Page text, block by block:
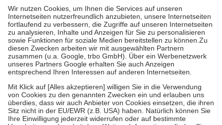
höchstens zehn Euro.
Es sind jedoch nie mehr als die tatsächlichen
Kosten der Leistung zu entrichten.
Diese Regeln gelten grundsätzlich auch für Online-Apotheken.
Bei Heilmitteln und häuslicher Krankenpflege beträgt die
Zuzahlung zehn Prozent der Kosten sowie zehn Euro je
Verordnung.
Um das Engagement der Versicherten für ihre eigene Gesundheit zu
stärken und die besondere Stellung der Familie zu unterstützen,
fallenkeine Zuzahlungenan bei:
• Kindern und Jugendlichen bis zum vollendeten 18. Lebensjahr
mit Ausnahme der Fahrkosten
• Untersuchungen zur Vorsorge und Früherkennung, die von der